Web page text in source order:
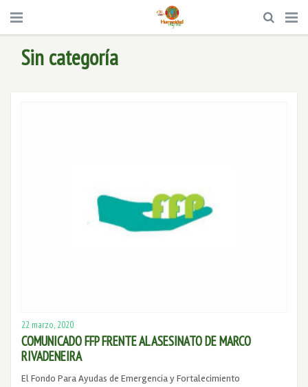
Sin categoría
22 marzo, 2020
COMUNICADO FFP FRENTE AL ASESINATO DE MARCO
RIVADENEIRA
El Fondo Para Ayudas de Emergencia y Fortalecimiento